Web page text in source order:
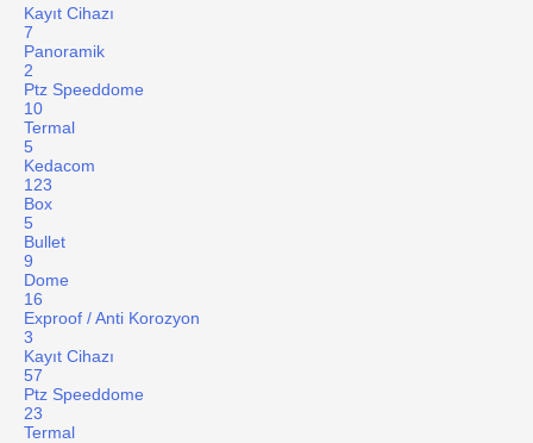
Kayıt Cihazı
7
Panoramik
2
Ptz Speeddome
10
Termal
5
Kedacom
123
Box
5
Bullet
9
Dome
16
Exproof / Anti Korozyon
3
Kayıt Cihazı
57
Ptz Speeddome
23
Termal